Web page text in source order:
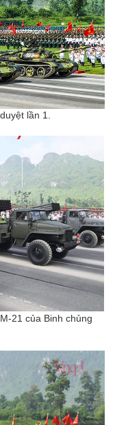
lần 1.
21 của Binh chủng